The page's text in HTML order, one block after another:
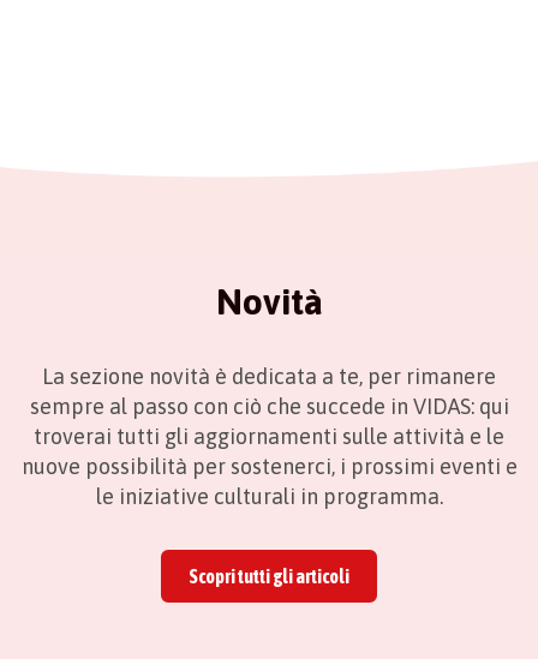
Novità
La sezione novità è dedicata a te, per rimanere
sempre al passo con ciò che succede in VIDAS: qui
troverai tutti gli aggiornamenti sulle attività e le
nuove possibilità per sostenerci, i prossimi eventi e
le iniziative culturali in programma.
Scopri tutti gli articoli